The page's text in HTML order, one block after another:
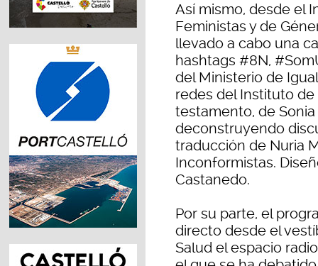
Así mismo, desde el
Feministas y de
llevado a cabo una
hashtags #8N,
del Ministerio de
redes del Instituto
testamento, de
deconstruyendo
traducción de Nuria
Inconformistas.
Castanedo.
Por su parte, el
directo desde el
Salud el espacio